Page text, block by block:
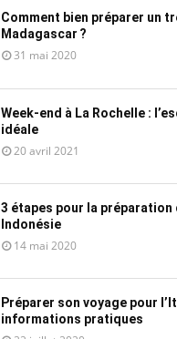
Comment bien préparer un
Madagascar ?
31 mai 2020
Week-end à La Rochelle :
idéale
20 avril 2021
3 étapes pour la préparation
Indonésie
14 mai 2020
Préparer son voyage pour
informations pratiques